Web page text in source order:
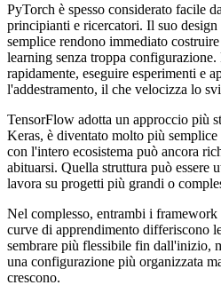
PyTorch è spesso considerato facile
principianti e ricercatori. Il suo design
semplice rendono immediato
learning senza troppa
rapidamente, eseguire esperimenti e
l'addestramento, il che velocizza lo
TensorFlow adotta un approccio più
Keras, è diventato molto più
con l'intero ecosistema può ancora
abituarsi. Quella struttura può essere
lavora su progetti più grandi o
Nel complesso, entrambi i
curve di apprendimento differiscono
sembrare più flessibile fin dall'inizio,
una configurazione più organizzata
crescono.